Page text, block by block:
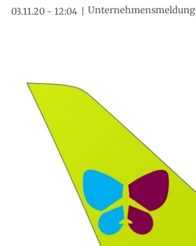
03.11.20 - 12:04 Unternehmensmeldung